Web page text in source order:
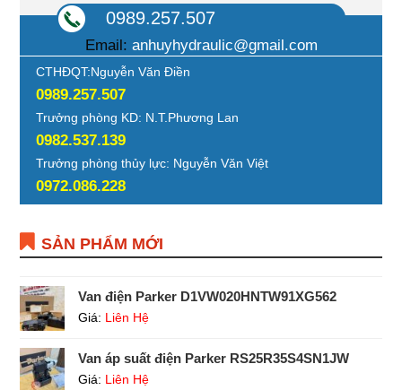
0989.257.507
Email: anhuyhydraulic@gmail.com
CTHĐQT:Nguyễn Văn Điền
0989.257.507
Trưởng phòng KD: N.T.Phương Lan
0982.537.139
Trưởng phòng thủy lực: Nguyễn Văn Việt
0972.086.228
SẢN PHẨM MỚI
Van điện Parker D1VW020HNTW91XG562
Giá: Liên Hệ
Van áp suất điện Parker RS25R35S4SN1JW
Giá: Liên Hệ